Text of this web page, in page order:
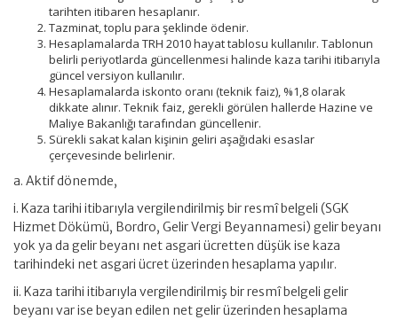
tarihten itibaren hesaplanır.
Tazminat, toplu para şeklinde ödenir.
Hesaplamalarda TRH 2010 hayat tablosu kullanılır. Tablonun
belirli periyotlarda güncellenmesi halinde kaza tarihi itibarıyla
güncel versiyon kullanılır.
Hesaplamalarda iskonto oranı (teknik faiz), %1,8 olarak
dikkate alınır. Teknik faiz, gerekli görülen hallerde Hazine ve
Maliye Bakanlığı tarafından güncellenir.
Sürekli sakat kalan kişinin geliri aşağıdaki esaslar
çerçevesinde belirlenir.
a. Aktif dönemde,
i. Kaza tarihi itibarıyla vergilendirilmiş bir resmî belgeli (SGK
Hizmet Dökümü, Bordro, Gelir Vergi Beyannamesi) gelir beyanı
yok ya da gelir beyanı net asgari ücretten düşük ise kaza
tarihindeki net asgari ücret üzerinden hesaplama yapılır.
ii. Kaza tarihi itibarıyla vergilendirilmiş bir resmî belgeli gelir
beyanı var ise beyan edilen net gelir üzerinden hesaplama